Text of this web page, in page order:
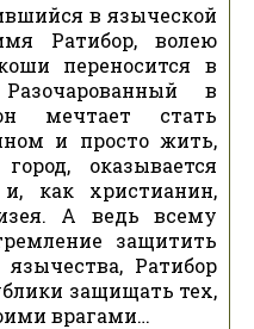
в языческой
Ратибор, волею
переносится в
в
мечтает стать
и просто жить,
оказывается
как христианин,
А ведь всему
защитить
Ратибор
защищать тех,
врагами…